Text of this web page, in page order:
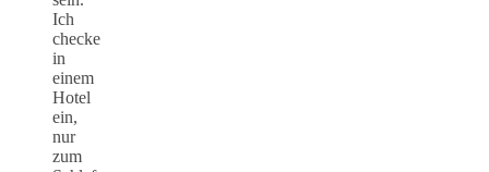
Ich
checke
in
einem
Hotel
ein,
nur
zum